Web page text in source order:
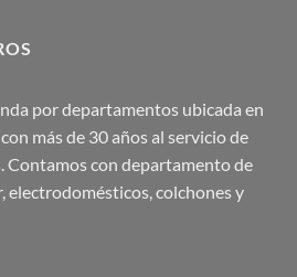
por departamentos ubicada en
más de 30 años al servicio de
Contamos con departamento de
electrodomésticos, colchones y